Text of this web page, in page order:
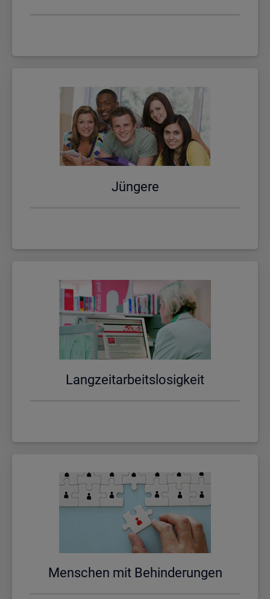
Jün­ge­re
Lang­zeit­ar­beits­lo­sig­keit
Men­schen mit Be­hin­de­run­gen